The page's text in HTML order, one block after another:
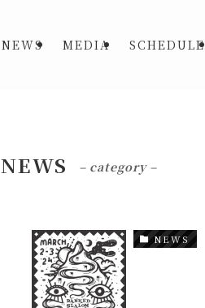
NEWS MEDIA SCHEDULE
NEWS – category –
NEWS